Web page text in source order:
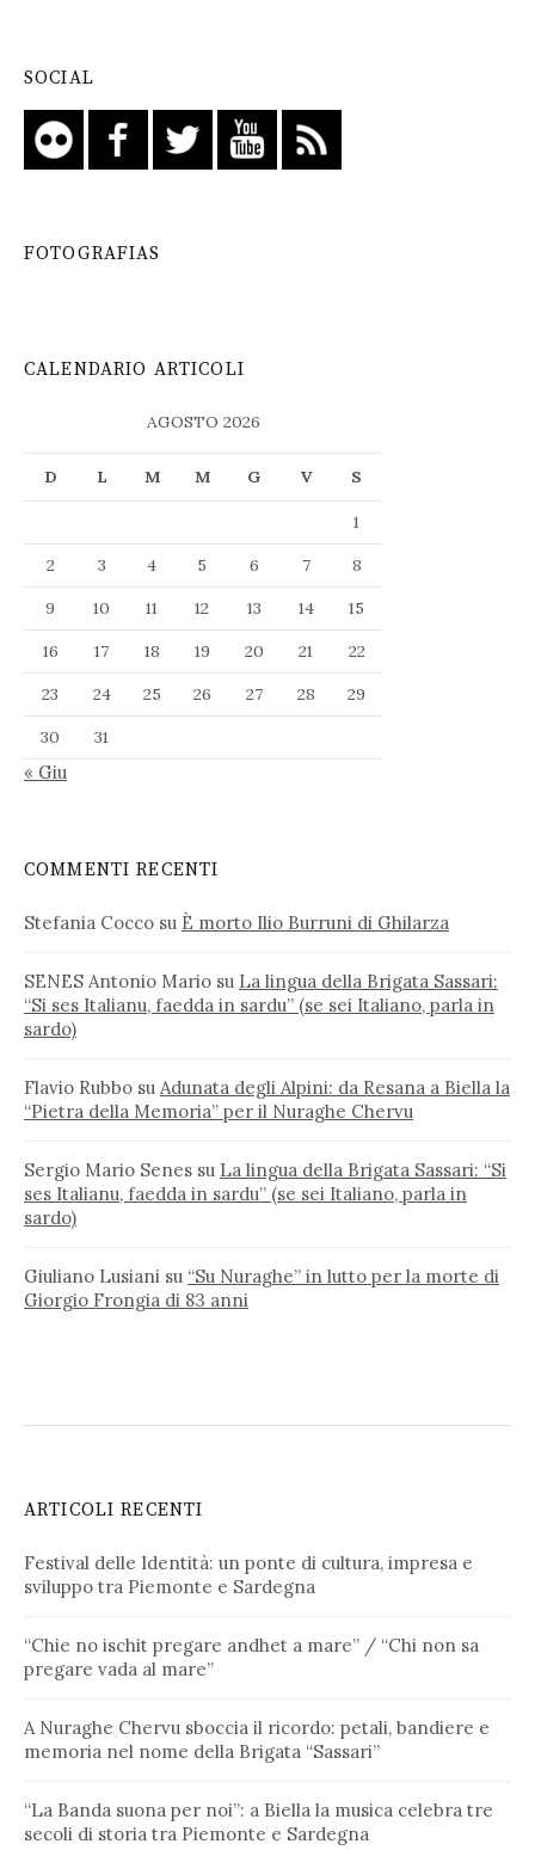
SOCIAL
FOTOGRAFIAS
CALENDARIO ARTICOLI
AGOSTO 2026
D L M M G V S
1
2
3 4 5 6 7
8
9
10 11 12 13 14
15
16
17 18 19 20 21
22
23
24 25 26 27 28
29
30
31
« Giu
COMMENTI RECENTI
Stefania Cocco su È morto Ilio Burruni di Ghilarza
SENES Antonio Mario su La lingua della Brigata Sassari:
“Si ses Italianu, faedda in sardu” (se sei Italiano, parla in
sardo)
Flavio Rubbo su Adunata degli Alpini: da Resana a Biella la
“Pietra della Memoria” per il Nuraghe Chervu
Sergio Mario Senes su La lingua della Brigata Sassari: “Si
ses Italianu, faedda in sardu” (se sei Italiano, parla in
sardo)
Giuliano Lusiani su “Su Nuraghe” in lutto per la morte di
Giorgio Frongia di 83 anni
ARTICOLI RECENTI
Festival delle Identità: un ponte di cultura, impresa e
sviluppo tra Piemonte e Sardegna
“Chie no ischit pregare andhet a mare” / “Chi non sa
pregare vada al mare”
A Nuraghe Chervu sboccia il ricordo: petali, bandiere e
memoria nel nome della Brigata “Sassari”
“La Banda suona per noi”: a Biella la musica celebra tre
secoli di storia tra Piemonte e Sardegna